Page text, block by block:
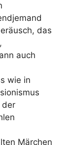
das
auch
wie in
der
Märchen